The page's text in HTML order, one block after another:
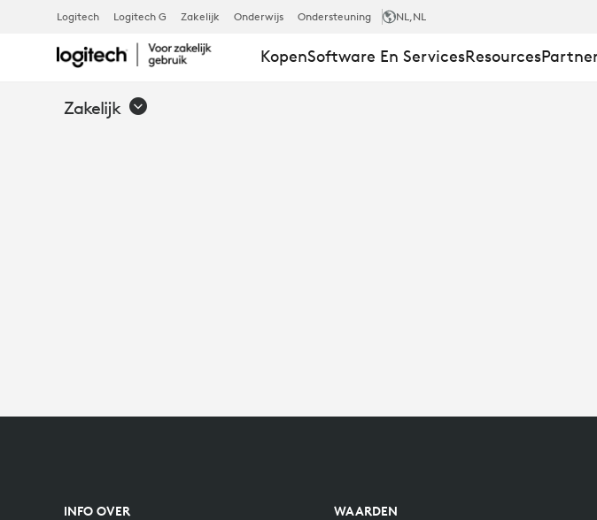
CRESTRON
Logitech Logitech G Zakelijk Onderwijs Ondersteuning NL,NL
KopenSoftware En ServicesResources
Zakelijk
INFO OVER WAARDEN